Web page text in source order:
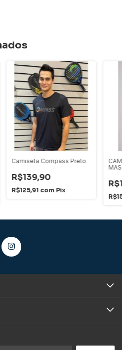
Camiseta Compass Preto
R$139,90
R$125,91 com Pix